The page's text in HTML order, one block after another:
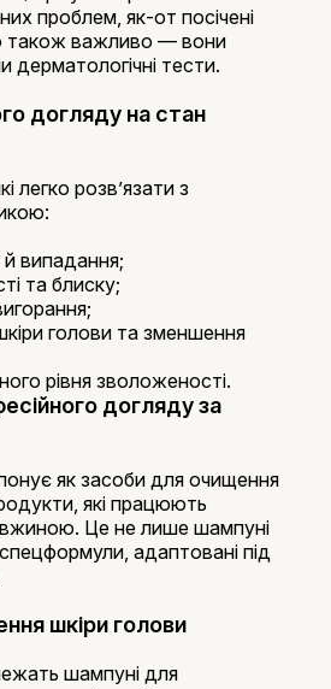
проблем, як-от посічені
також важливо — вони
дерматологічні тести.
догляду на стан
легко розв’язати з
випадання;
та блиску;
голови та зменшення
рівня зволоженості.
догляду за
як засоби для очищення
які працюють
Це не лише шампуні
адаптовані під
шкіри голови
шампуні для